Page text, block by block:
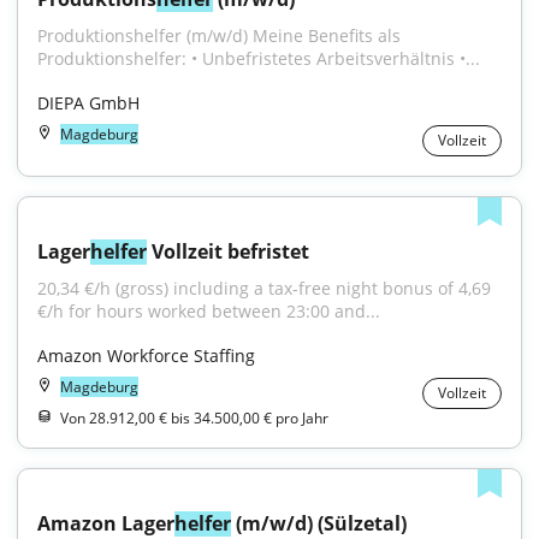
Produktionshelfer (m/w/d) Meine Benefits als
Produktionshelfer: • Unbefristetes Arbeitsverhältnis •...
DIEPA GmbH
Magdeburg Vollzeit
Lagerhelfer Vollzeit befristet
20,34 €/h (gross) including a tax-free night bonus of 4,69
€/h for hours worked between 23:00 and...
Amazon Workforce Staffing
Magdeburg
Vollzeit
Von 28.912,00 € bis 34.500,00 € pro Jahr
Amazon Lagerhelfer (m/w/d) (Sülzetal)